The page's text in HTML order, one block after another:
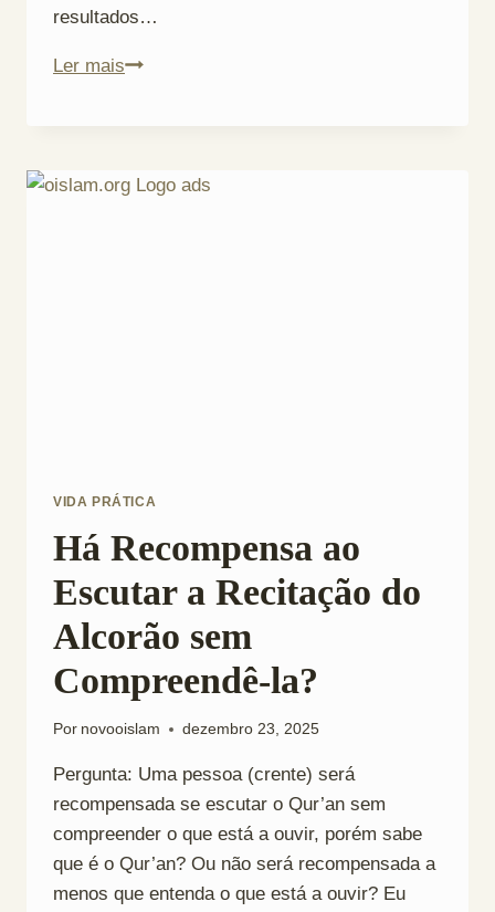
resultados…
Ler maisSedentarismo
VIDA PRÁTICA
Há Recompensa ao
Escutar a Recitação do
Alcorão sem
Compreendê-la?
Por novooislam dezembro 23, 2025
Pergunta: Uma pessoa (crente) será
recompensada se escutar o Qur’an sem
compreender o que está a ouvir, porém sabe
que é o Qur’an? Ou não será recompensada a
menos que entenda o que está a ouvir? Eu